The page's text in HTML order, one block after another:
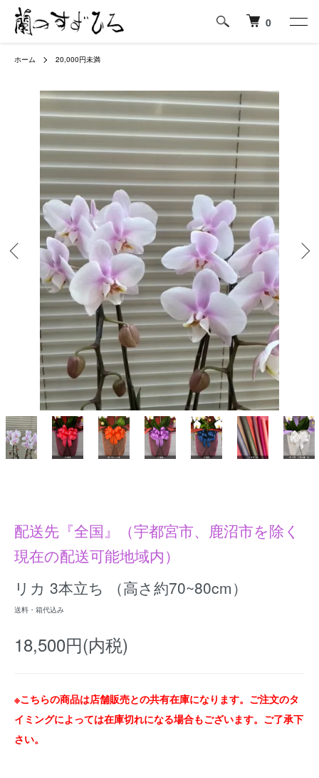
0
ホーム 20,000円未満
配送先『全国』（宇都宮市、鹿沼市を除く
現在の配送可能地域内）
リカ 3本立ち （高さ約70~80cm）
送料・箱代込み
18,500円(内税)
※こちらの商品は店舗販売との共有在庫になります。ご注文のタ
イミングによっては在庫切れになる場合もございます。ご了承下
さい。